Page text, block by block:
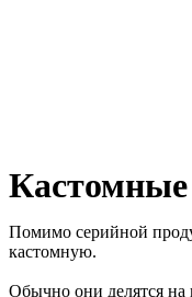
Кастомные
Помимо серийной
кастомную.
Обычно они делятся на